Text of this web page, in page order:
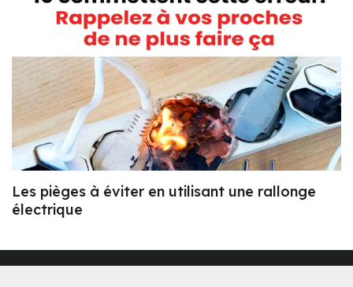
Les pièges à éviter en utilisant une rallonge
électrique